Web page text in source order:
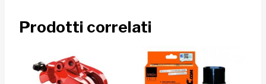
Prodotti correlati